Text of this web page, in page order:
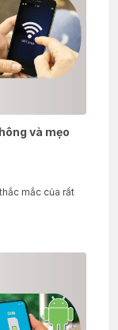
và mẹo
mắc của rất